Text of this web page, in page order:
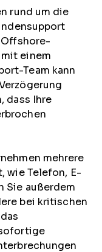
rund um die
Offshore-
einem
Team kann
dass Ihre
mehrere
wie Telefon, E-
Sie außerdem
bei kritischen